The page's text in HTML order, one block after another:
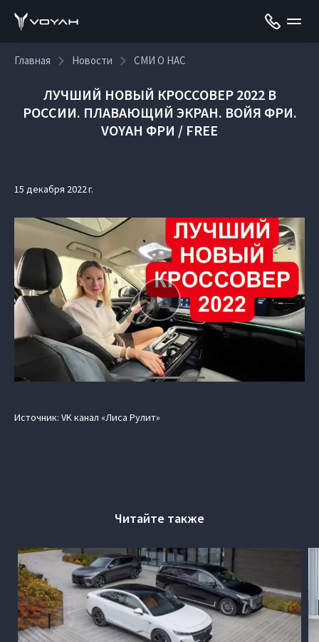
Главная Новости СМИ О НАС
ЛУЧШИЙ НОВЫЙ КРОССОВЕР 2022 В
РОССИИ. ПЛАВАЮЩИЙ ЭКРАН. ВОЙЯ ФРИ.
VOYAH ФРИ / FREE
15 декабря 2022 г.
Источник: VK канал «Лиса Рулит»
Читайте также